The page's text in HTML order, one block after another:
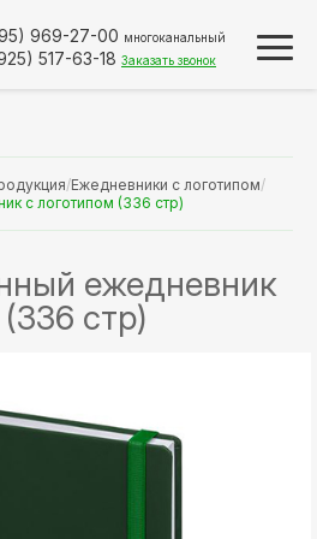
969-27-00 многоканальный
517-63-18 Заказать звонок
/Ежедневники с логотипом/
с логотипом (336 стр)
ежедневник
стр)